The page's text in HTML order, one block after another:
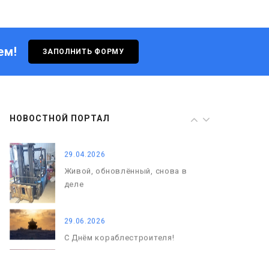
ЗАПОЛНИТЬ ФОРМУ
НОВОСТНОЙ ПОРТАЛ
С Днём кораблестроителя!
С Днём Победы. Память, которая
29.04.2026
Живой, обновлённый, снова в
деле
29.06.2026
С Днём кораблестроителя!